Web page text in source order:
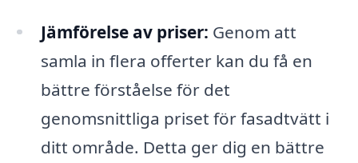
Jämförelse av priser: Genom att
samla in flera offerter kan du få en
bättre förståelse för det
genomsnittliga priset för fasadtvätt i
ditt område. Detta ger dig en bättre